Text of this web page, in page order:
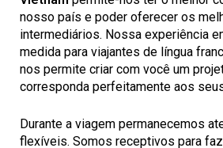
nosso país e poder oferecer os
intermediários. Nossa experiência
medida para viajantes de língua
nos permite criar com você um
corresponda perfeitamente aos
Durante a viagem permanecemos
flexíveis. Somos receptivos para